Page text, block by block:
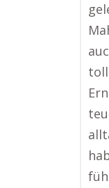
toll